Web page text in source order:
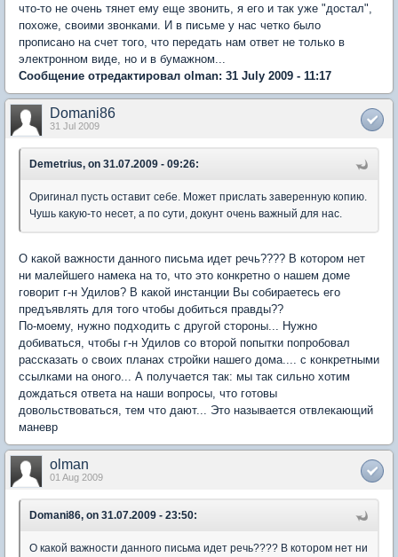
что-то не очень тянет ему еще звонить, я его и так уже "достал",
похоже, своими звонками. И в письме у нас четко было
прописано на счет того, что передать нам ответ не только в
электронном виде, но и в бумажном...
Сообщение отредактировал olman: 31 July 2009 - 11:17
Domani86
31 Jul 2009
Demetrius, on 31.07.2009 - 09:26:
Оригинал пусть оставит себе. Может прислать заверенную копию.
Чушь какую-то несет, а по сути, докунт очень важный для нас.
О какой важности данного письма идет речь???? В котором нет
ни малейшего намека на то, что это конкретно о нашем доме
говорит г-н Удилов? В какой инстанции Вы собираетесь его
предъявлять для того чтобы добиться правды??
По-моему, нужно подходить с другой стороны... Нужно
добиваться, чтобы г-н Удилов со второй попытки попробовал
рассказать о своих планах стройки нашего дома.... с конкретными
ссылками на оного... А получается так: мы так сильно хотим
дождаться ответа на наши вопросы, что готовы
довольствоваться, тем что дают... Это называется отвлекающий
маневр
olman
01 Aug 2009
Domani86, on 31.07.2009 - 23:50:
О какой важности данного письма идет речь???? В котором нет ни